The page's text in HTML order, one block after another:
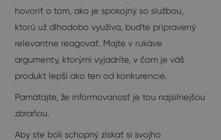
hovoriť o tom, ako je spokojný so službou,
ktorú už dlhodobo využíva, buďte pripravený
relevantne reagovať. Majte v rukáve
argumenty, ktorými vyjadríte, v čom je váš
produkt lepší ako ten od konkurencie.
Pamätajte, že informovanosť je tou najsilnejšou
zbraňou.
Aby ste boli schopný získať si svojho